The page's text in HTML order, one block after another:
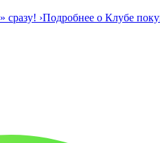
сразу! ›Подробнее о Клубе